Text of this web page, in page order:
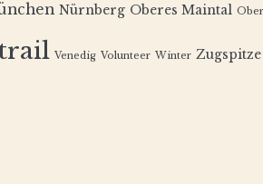
Nürnberg Oberes Maintal
Venedig Volunteer Winter Zugspitze